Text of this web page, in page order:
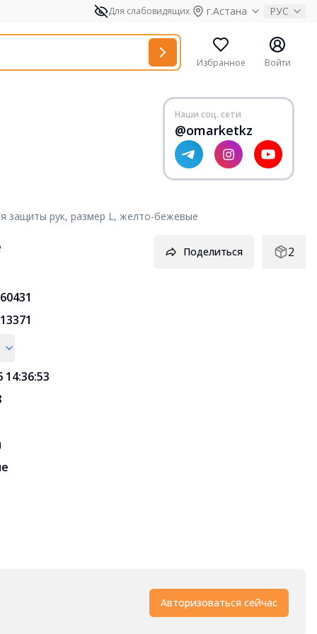
Для слабовидящих г.Астана РУС
Избранное Войти
Наши соц. сети
@omarketkz
защиты рук, размер L, желто-бежевые
Поделиться 2
14:36:53
Авторизоваться сейчас